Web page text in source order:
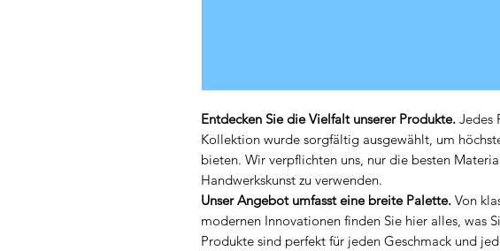
Entdecken Sie die Vielfalt unserer Produkte. Jedes
Kollektion wurde sorgfältig ausgewählt, um
bieten. Wir verpflichten uns, nur die besten
Handwerkskunst zu verwenden.
Unser Angebot umfasst eine breite Palette. Von
modernen Innovationen finden Sie hier alles, was
Produkte sind perfekt für jeden Geschmack und